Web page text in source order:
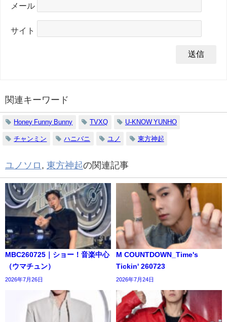
メール
サイト
関連キーワード
Honey Funny Bunny TVXQ U-KNOW YUNHO
チャンミン ハニバニ ユノ 東方神起
ユノソロ , 東方神起の関連記事
MBC260725｜ショー！音楽中心
（ウマチュン）
2026年7月26日
M COUNTDOWN_Time's
Tickin' 260723
2026年7月24日